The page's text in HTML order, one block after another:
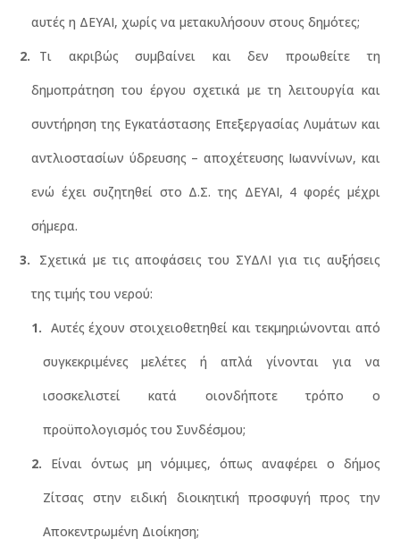
αυτές η ΔΕΥΑΙ, χωρίς να μετακυλήσουν στους δημότες;
Τι ακριβώς συμβαίνει και δεν προωθείτε τη
δημοπράτηση του έργου σχετικά με τη λειτουργία και
συντήρηση της Εγκατάστασης Επεξεργασίας Λυμάτων και
αντλιοστασίων ύδρευσης – αποχέτευσης Ιωαννίνων, και
ενώ έχει συζητηθεί στο Δ.Σ. της ΔΕΥΑΙ, 4 φορές μέχρι
σήμερα.
Σχετικά με τις αποφάσεις του ΣΥΔΛΙ για τις αυξήσεις
της τιμής του νερού:
Αυτές έχουν στοιχειοθετηθεί και τεκμηριώνονται από
συγκεκριμένες μελέτες ή απλά γίνονται για να
ισοσκελιστεί κατά οιονδήποτε τρόπο ο
προϋπολογισμός του Συνδέσμου;
Είναι όντως μη νόμιμες, όπως αναφέρει ο δήμος
Ζίτσας στην ειδική διοικητική προσφυγή προς την
Αποκεντρωμένη Διοίκηση;